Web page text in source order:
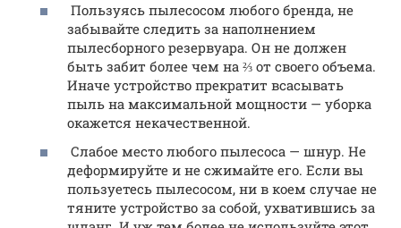
Пользуясь пылесосом любого бренда, не
забывайте следить за наполнением
пылесборного резервуара. Он не должен
быть забит более чем на ⅔ от своего объема.
Иначе устройство прекратит всасывать
пыль на максимальной мощности — уборка
окажется некачественной.
Слабое место любого пылесоса — шнур. Не
деформируйте и не сжимайте его. Если вы
пользуетесь пылесосом, ни в коем случае не
тяните устройство за собой, ухватившись за